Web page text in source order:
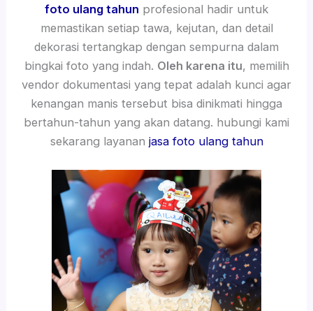
foto ulang tahun profesional hadir untuk
memastikan setiap tawa, kejutan, dan detail
dekorasi tertangkap dengan sempurna dalam
bingkai foto yang indah. Oleh karena itu, memilih
vendor dokumentasi yang tepat adalah kunci agar
kenangan manis tersebut bisa dinikmati hingga
bertahun-tahun yang akan datang. hubungi kami
sekarang layanan jasa foto ulang tahun